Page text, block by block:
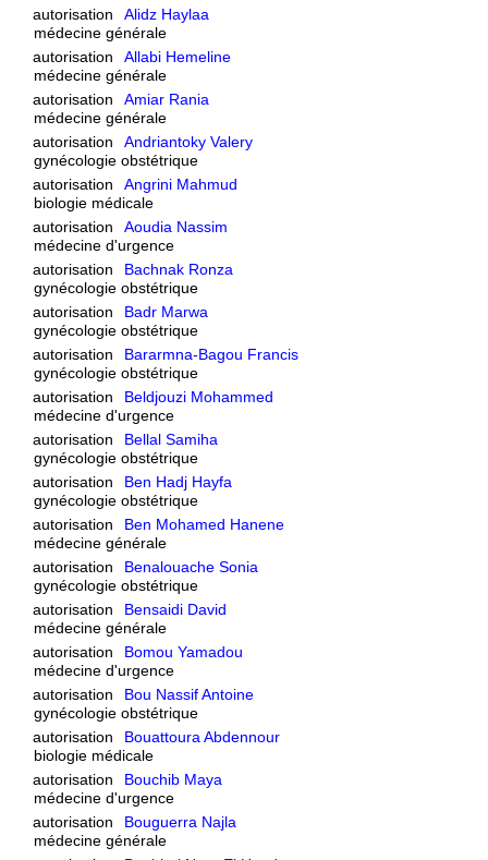
autorisation
Alidz Haylaa
médecine générale
autorisation
Allabi Hemeline
médecine générale
autorisation
Amiar Rania
médecine générale
autorisation
Andriantoky Valery
gynécologie obstétrique
autorisation
Angrini Mahmud
biologie médicale
autorisation
Aoudia Nassim
médecine d'urgence
autorisation
Bachnak Ronza
gynécologie obstétrique
autorisation
Badr Marwa
gynécologie obstétrique
autorisation
Bararmna-Bagou Francis
gynécologie obstétrique
autorisation
Beldjouzi Mohammed
médecine d'urgence
autorisation
Bellal Samiha
gynécologie obstétrique
autorisation
Ben Hadj Hayfa
gynécologie obstétrique
autorisation
Ben Mohamed Hanene
médecine générale
autorisation
Benalouache Sonia
gynécologie obstétrique
autorisation
Bensaidi David
médecine générale
autorisation
Bomou Yamadou
médecine d'urgence
autorisation
Bou Nassif Antoine
gynécologie obstétrique
autorisation
Bouattoura Abdennour
biologie médicale
autorisation
Bouchib Maya
médecine d'urgence
autorisation
Bouguerra Najla
médecine générale